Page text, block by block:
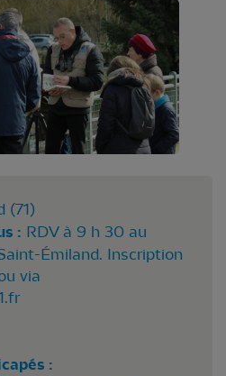
(71)
: RDV à 9 h 30 au
Émiland. Inscription
via
: